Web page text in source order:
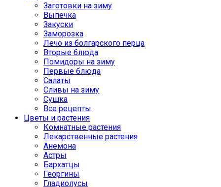
Заготовки на зиму
Выпечка
Закуски
Заморозка
Лечо из болгарского перца
Вторые блюда
Помидоры на зиму
Первые блюда
Салаты
Сливы на зиму
Сушка
Все рецепты
Цветы и растения
Комнатные растения
Лекарственные растения
Анемона
Астры
Бархатцы
Георгины
Гладиолусы